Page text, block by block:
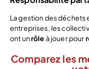
La gestion des déchets
entreprises, les
ont unrôle à jouer pour
Comparez les